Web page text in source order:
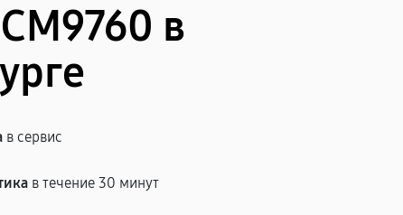
в
в сервис
в течение 30 минут